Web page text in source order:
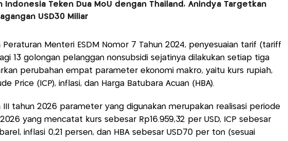
Indonesia Teken Dua MoU dengan Thailand, Anindya Targetkan
USD30 Miliar
Peraturan Menteri ESDM Nomor 7 Tahun 2024, penyesuaian tarif (tariff
13 golongan pelanggan nonsubsidi sejatinya dilakukan setiap tiga
perubahan empat parameter ekonomi makro, yaitu kurs rupiah,
Price (ICP), inflasi, dan Harga Batubara Acuan (HBA).
III tahun 2026 parameter yang digunakan merupakan realisasi periode
yang mencatat kurs sebesar Rp16.959,32 per USD, ICP sebesar
inflasi 0,21 persen, dan HBA sebesar USD70 per ton (sesuai